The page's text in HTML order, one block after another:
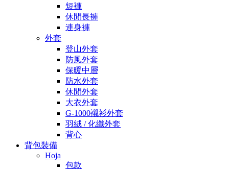
短褲
休閒長褲
連身褲
外套
登山外套
防風外套
保暖中層
防水外套
休閒外套
大衣外套
G-1000襯衫外套
羽絨 / 化纖外套
背心
背包裝備
Hoja
包款